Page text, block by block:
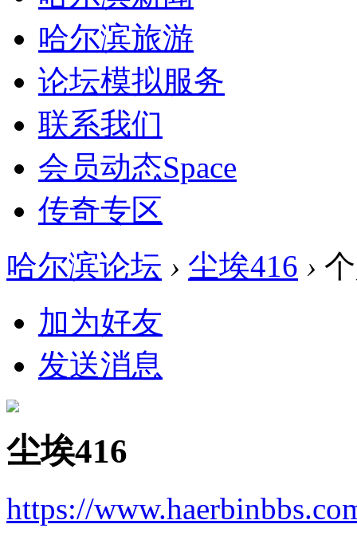
哈尔滨旅游
论坛模拟服务
联系我们
会员动态Space
传奇专区
哈尔滨论坛 › 尘埃416 ›
加为好友
发送消息
尘埃416
https://